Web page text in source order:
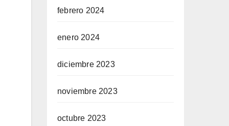
febrero 2024
enero 2024
diciembre 2023
noviembre 2023
octubre 2023